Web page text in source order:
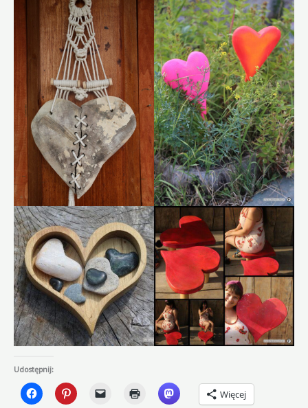
Udostępnij:
Więcej